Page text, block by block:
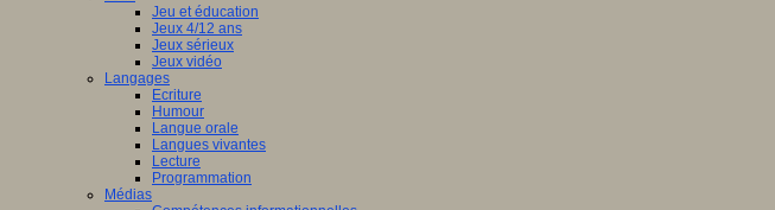
Jeu et éducation
Jeux 4/12 ans
Jeux sérieux
Jeux vidéo
Langages
Ecriture
Humour
Langue orale
Langues vivantes
Lecture
Programmation
Médias